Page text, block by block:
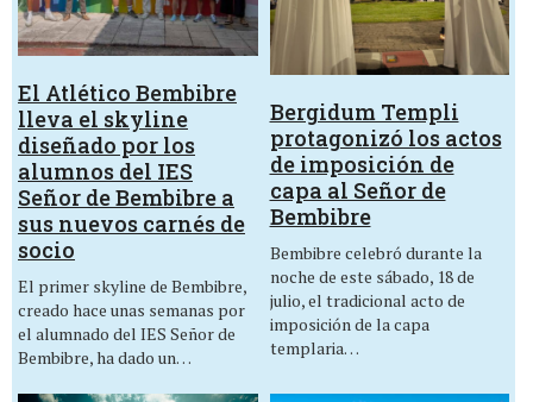
El Atlético Bembibre
lleva el skyline
diseñado por los
alumnos del IES
Señor de Bembibre a
sus nuevos carnés de
socio
El primer skyline de Bembibre,
creado hace unas semanas por
el alumnado del IES Señor de
Bembibre, ha dado un…
Bergidum Templi
protagonizó los actos
de imposición de
capa al Señor de
Bembibre
Bembibre celebró durante la
noche de este sábado, 18 de
julio, el tradicional acto de
imposición de la capa
templaria…